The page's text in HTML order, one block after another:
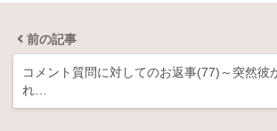
前の記事
コメント質問に対してのお返事(77)～突然彼
れ…